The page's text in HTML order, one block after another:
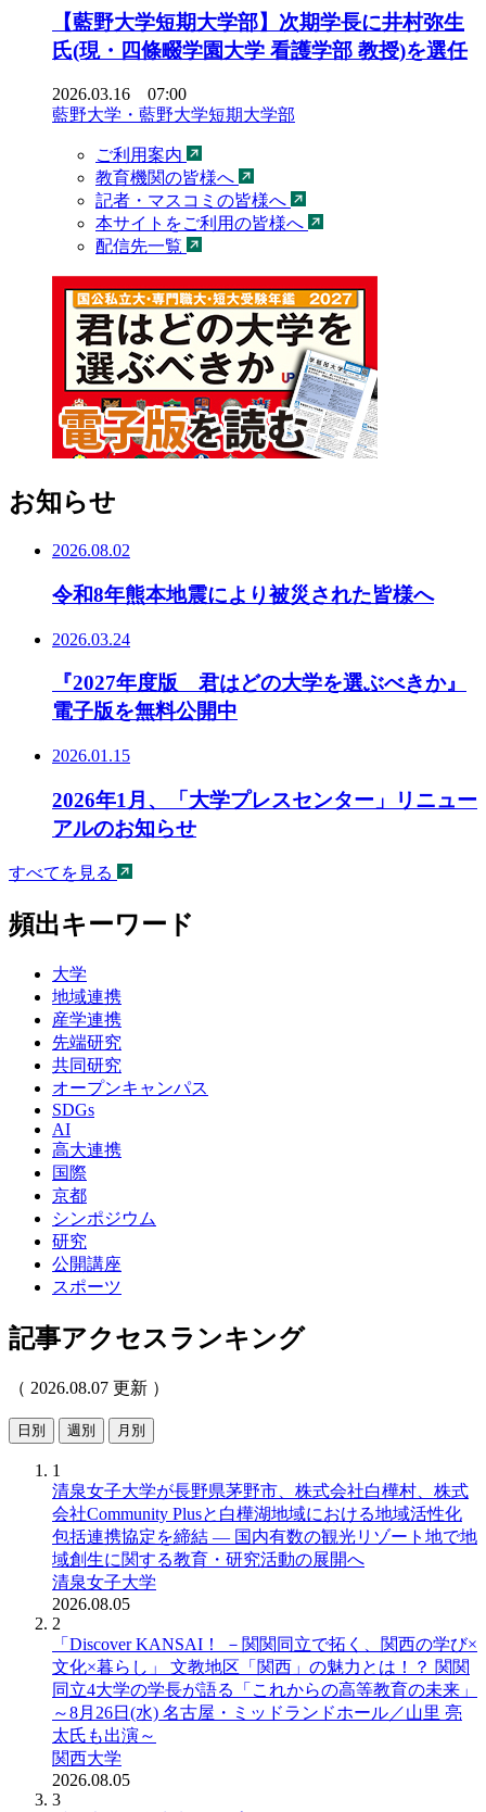
【藍野大学短期大学部】次期学長に井村弥生
氏(現・四條畷学園大学 看護学部 教授)を選任
2026.03.16 07:00
藍野大学・藍野大学短期大学部
ご利用案内
教育機関の皆様へ
記者・マスコミの皆様へ
本サイトをご利用の皆様へ
配信先一覧
お知らせ
2026.08.02
令和8年熊本地震により被災された皆様へ
2026.03.24
『2027年度版 君はどの大学を選ぶべきか』
電子版を無料公開中
2026.01.15
2026年1月、「大学プレスセンター」リニュー
アルのお知らせ
すべてを見る
頻出キーワード
大学
地域連携
産学連携
先端研究
共同研究
オープンキャンパス
SDGs
AI
高大連携
国際
京都
シンポジウム
研究
公開講座
スポーツ
記事アクセスランキング
（ 2026.08.07 更新 ）
日別 週別 月別
1
清泉女子大学が長野県茅野市、株式会社白樺村、株式
会社Community Plusと白樺湖地域における地域活性化
包括連携協定を締結 ― 国内有数の観光リゾート地で地
域創生に関する教育・研究活動の展開へ
清泉女子大学
2026.08.05
2
「Discover KANSAI！ －関関同立で拓く、関西の学び×
文化×暮らし」 文教地区「関西」の魅力とは！？ 関関
同立4大学の学長が語る「これからの高等教育の未来」
～8月26日(水) 名古屋・ミッドランドホール／山里 亮
太氏も出演～
関西大学
2026.08.05
3